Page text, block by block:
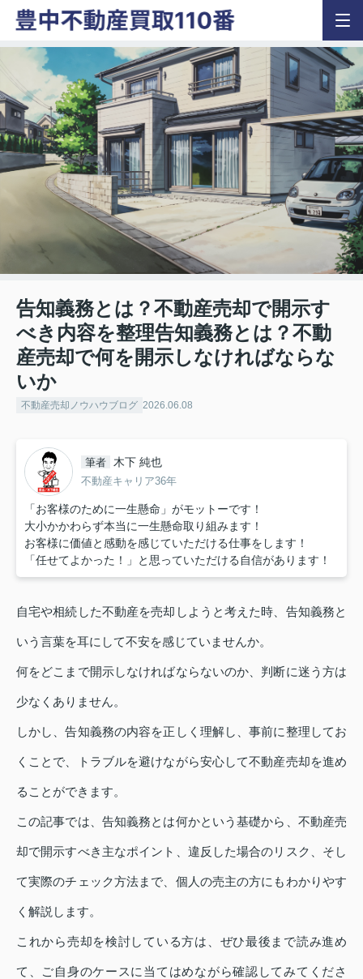
告知義務とは？不動産売却で開示す
べき内容を整理告知義務とは？不動
産売却で何を開示しなければならな
いか
不動産売却ノウハウブログ 2026.06.08
筆者 木下 純也
不動産キャリア36年
「お客様のために一生懸命」がモットーです！
大小かかわらず本当に一生懸命取り組みます！
お客様に価値と感動を感じていただける仕事をします！
「任せてよかった！」と思っていただける自信があります！
自宅や相続した不動産を売却しようと考えた時、告知義務と
いう言葉を耳にして不安を感じていませんか。
何をどこまで開示しなければならないのか、判断に迷う方は
少なくありません。
しかし、告知義務の内容を正しく理解し、事前に整理してお
くことで、トラブルを避けながら安心して不動産売却を進め
ることができます。
この記事では、告知義務とは何かという基礎から、不動産売
却で開示すべき主なポイント、違反した場合のリスク、そし
て実際のチェック方法まで、個人の売主の方にもわかりやす
く解説します。
これから売却を検討している方は、ぜひ最後まで読み進め
て、ご自身のケースに当てはめながら確認してみてくださ